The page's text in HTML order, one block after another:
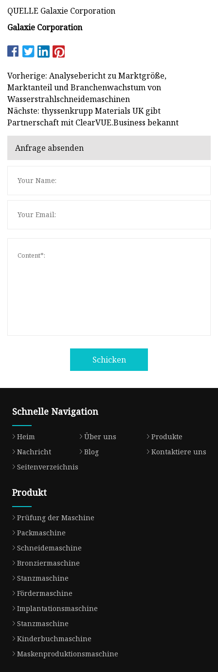
QUELLE Galaxie Corporation
Galaxie Corporation
Vorherige: Analysebericht zu Marktgröße,
Marktanteil und Branchenwachstum von
Wasserstrahlschneidemaschinen
Nächste: thyssenkrupp Materials UK gibt
Partnerschaft mit ClearVUE.Business bekannt
Anfrage absenden
Schicken
Schnelle Navigation
Heim Über uns
Produkte
Nachricht
Blog
Kontaktiere uns
Seitenverzeichnis
Produkt
Prüfung der Maschine
Packmaschine
Schneidemaschine
Bronziermaschine
Stanzmaschine
Fördermaschine
Implantationsmaschine
Stanzmaschine
Kinderbuchmaschine
Maskenproduktionsmaschine